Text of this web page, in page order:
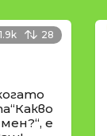
1.9k 28
е